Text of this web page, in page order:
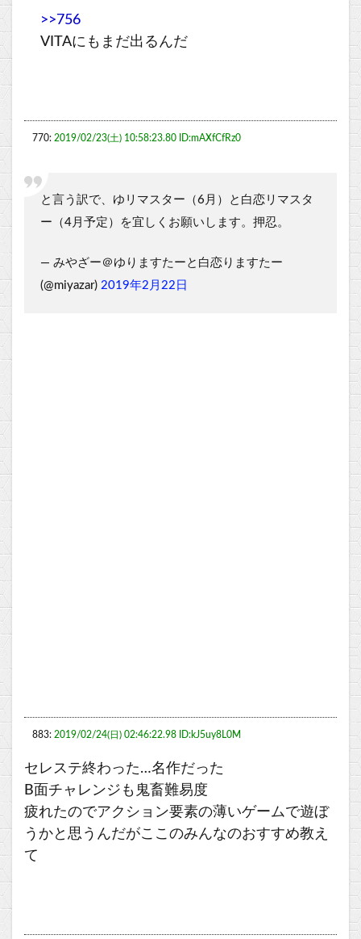
>>756
VITAにもまだ出るんだ
770: 2019/02/23(土) 10:58:23.80 ID:mAXfCfRz0
と言う訳で、ゆリマスター（6月）と白恋リマスタ
ー（4月予定）を宜しくお願いします。押忍。
— みやざー＠ゆりますたーと白恋りますたー
(@miyazar) 2019年2月22日
883: 2019/02/24(日) 02:46:22.98 ID:kJ5uy8L0M
セレステ終わった…名作だった
B面チャレンジも鬼畜難易度
疲れたのでアクション要素の薄いゲームで遊ぼ
うかと思うんだがここのみんなのおすすめ教え
て